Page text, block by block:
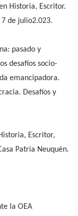
Historia, Escritor.
de julio2.023.
pasado y
desafíos socio-
emancipadora.
Desafíos y
Escritor,
Patria Neuquén.
la OEA